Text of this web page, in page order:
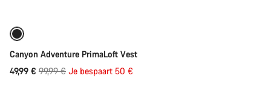
Canyon Adventure PrimaLoft Vest
49,99 € Originele
99,99 € Je bespaart 50 €Direct toevoegen